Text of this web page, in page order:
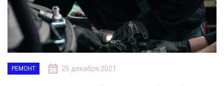
РЕМОНТ 25 декабря 2021